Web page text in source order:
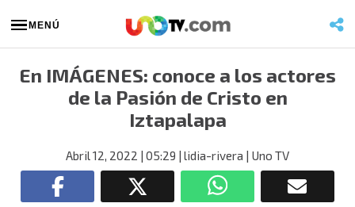
MENÚ
En IMÁGENES: conoce a los actores
de la Pasión de Cristo en
Iztapalapa
Abril 12, 2022 | 05:29 | lidia-rivera | Uno TV